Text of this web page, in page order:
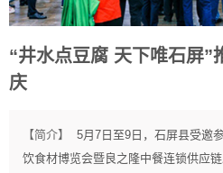
“井水点豆腐 天下唯石屏”
庆
【简介】
5月7日至9日，石屏县受邀
饮食材博览会暨良之隆中餐连锁供应